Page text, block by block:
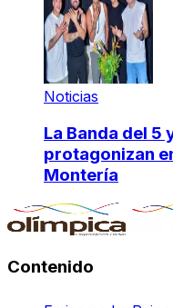
Noticias
La Banda del 5
protagonizan
Montería
Contenido